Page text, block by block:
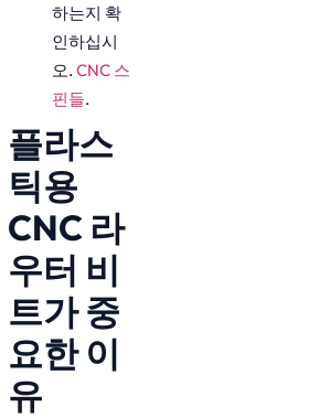
하는지 확
인하십시
오. CNC 스
핀들.
플라스
틱용
CNC 라
우터 비
트가 중
요한 이
유